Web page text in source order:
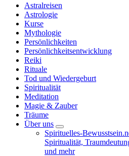
Astralreisen
Astrologie
Kurse
Mythologie
Persönlichkeiten
Persönlichkeitsentwicklung
Reiki
Rituale
Tod und Wiedergeburt
Spiritualität
Meditation
Magie & Zauber
Träume
Über uns
Spirituelles-
Spiritualität,
und mehr